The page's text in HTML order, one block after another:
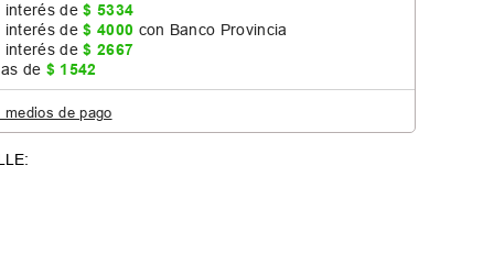
interés de$ 5334
interés de$ 4000 con Banco Provincia
interés de$ 2667
de $ 1542
de pago